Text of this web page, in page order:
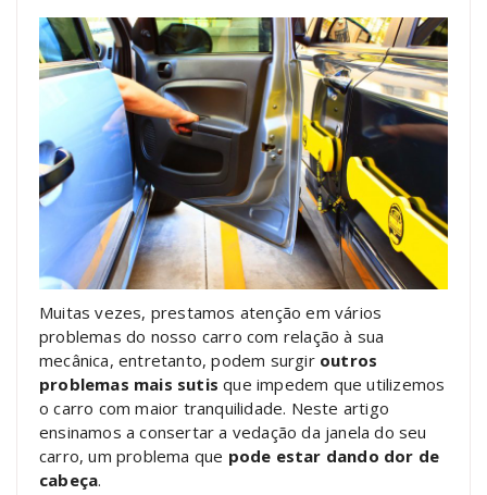
Muitas vezes, prestamos atenção em vários
problemas do nosso carro com relação à sua
mecânica, entretanto, podem surgir outros
problemas mais sutis que impedem que utilizemos
o carro com maior tranquilidade. Neste artigo
ensinamos a consertar a vedação da janela do seu
carro, um problema que pode estar dando dor de
cabeça.